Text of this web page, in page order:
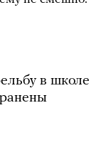
в школе